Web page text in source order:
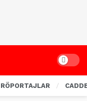
Dark
RÖPORTAJLAR